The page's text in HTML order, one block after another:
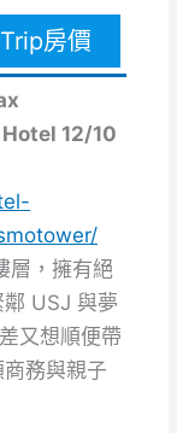
房價
12/10
層，擁有絕
USJ 與夢
又想順便帶
務與親子